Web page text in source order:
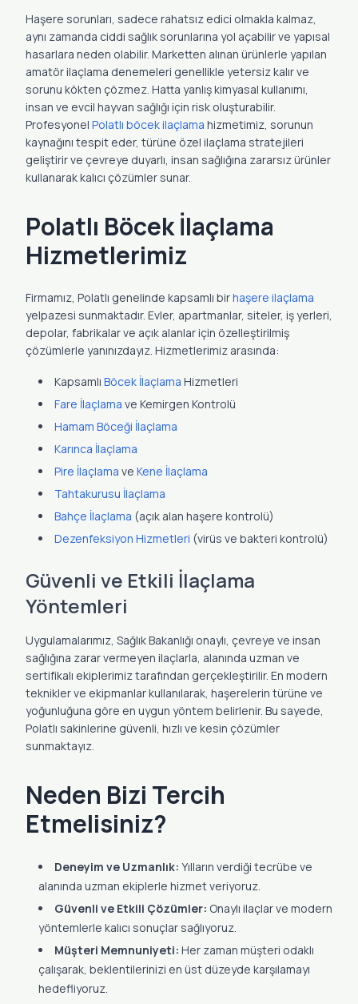
Haşere sorunları, sadece rahatsız edici olmakla kalmaz,
aynı zamanda ciddi sağlık sorunlarına yol açabilir ve yapısal
hasarlara neden olabilir. Marketten alınan ürünlerle yapılan
amatör ilaçlama denemeleri genellikle yetersiz kalır ve
sorunu kökten çözmez. Hatta yanlış kimyasal kullanımı,
insan ve evcil hayvan sağlığı için risk oluşturabilir.
Profesyonel Polatlı böcek ilaçlama hizmetimiz, sorunun
kaynağını tespit eder, türüne özel ilaçlama stratejileri
geliştirir ve çevreye duyarlı, insan sağlığına zararsız ürünler
kullanarak kalıcı çözümler sunar.
Polatlı Böcek İlaçlama
Hizmetlerimiz
Firmamız, Polatlı genelinde kapsamlı birhaşere ilaçlama
yelpazesi sunmaktadır. Evler, apartmanlar, siteler, iş yerleri,
depolar, fabrikalar ve açık alanlar için özelleştirilmiş
çözümlerle yanınızdayız. Hizmetlerimiz arasında:
Kapsamlı Böcek İlaçlama Hizmetleri
Fare İlaçlama ve Kemirgen Kontrolü
Hamam Böceği İlaçlama
Karınca İlaçlama
Pire İlaçlama ve Kene İlaçlama
Tahtakurusu İlaçlama
Bahçe İlaçlama (açık alan haşere kontrolü)
Dezenfeksiyon Hizmetleri (virüs ve bakteri kontrolü)
Güvenli ve Etkili İlaçlama
Yöntemleri
Uygulamalarımız, Sağlık Bakanlığı onaylı, çevreye ve insan
sağlığına zarar vermeyen ilaçlarla, alanında uzman ve
sertifikalı ekiplerimiz tarafından gerçekleştirilir. En modern
teknikler ve ekipmanlar kullanılarak, haşerelerin türüne ve
yoğunluğuna göre en uygun yöntem belirlenir. Bu sayede,
Polatlı sakinlerine güvenli, hızlı ve kesin çözümler
sunmaktayız.
Neden Bizi Tercih
Etmelisiniz?
Deneyim ve Uzmanlık: Yılların verdiği tecrübe ve
alanında uzman ekiplerle hizmet veriyoruz.
Güvenli ve Etkili Çözümler: Onaylı ilaçlar ve modern
yöntemlerle kalıcı sonuçlar sağlıyoruz.
Müşteri Memnuniyeti: Her zaman müşteri odaklı
çalışarak, beklentilerinizi en üst düzeyde karşılamayı
hedefliyoruz.